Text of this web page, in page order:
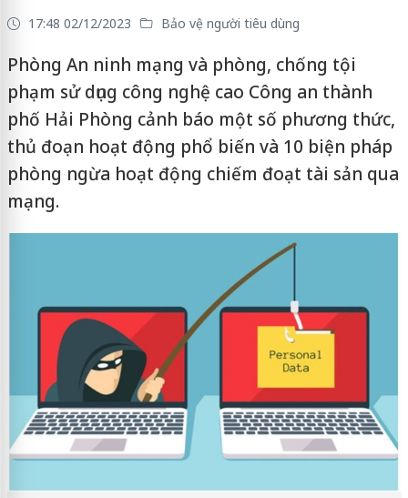
17:48 02/12/2023 Bảo vệ người tiêu dùng
Phòng An ninh mạng và phòng, chống tội
phạm sử dụng công nghệ cao Công an thành
phố Hải Phòng cảnh báo một số phương thức,
thủ đoạn hoạt động phổ biến và 10 biện pháp
phòng ngừa hoạt động chiếm đoạt tài sản qua
mạng.